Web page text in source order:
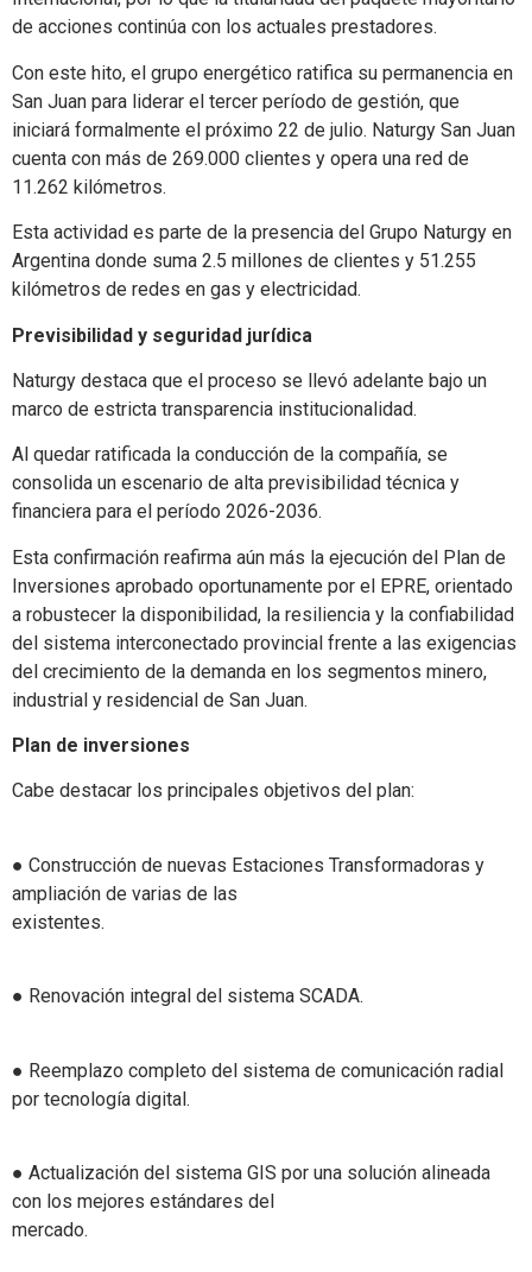
de acciones continúa con los actuales prestadores.
Con este hito, el grupo energético ratifica su permanencia en
San Juan para liderar el tercer período de gestión, que
iniciará formalmente el próximo 22 de julio. Naturgy San Juan
cuenta con más de 269.000 clientes y opera una red de
11.262 kilómetros.
Esta actividad es parte de la presencia del Grupo Naturgy en
Argentina donde suma 2.5 millones de clientes y 51.255
kilómetros de redes en gas y electricidad.
Previsibilidad y seguridad jurídica
Naturgy destaca que el proceso se llevó adelante bajo un
marco de estricta transparencia institucionalidad.
Al quedar ratificada la conducción de la compañía, se
consolida un escenario de alta previsibilidad técnica y
financiera para el período 2026-2036.
Esta confirmación reafirma aún más la ejecución del Plan de
Inversiones aprobado oportunamente por el EPRE, orientado
a robustecer la disponibilidad, la resiliencia y la confiabilidad
del sistema interconectado provincial frente a las exigencias
del crecimiento de la demanda en los segmentos minero,
industrial y residencial de San Juan.
Plan de inversiones
Cabe destacar los principales objetivos del plan:
● Construcción de nuevas Estaciones Transformadoras y
ampliación de varias de las
existentes.
● Renovación integral del sistema SCADA.
● Reemplazo completo del sistema de comunicación radial
por tecnología digital.
● Actualización del sistema GIS por una solución alineada
con los mejores estándares del
mercado.